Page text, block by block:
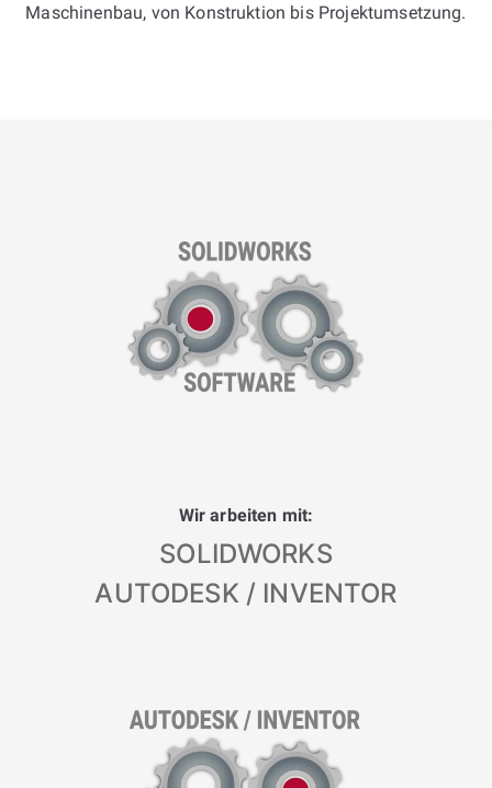
Maschinenbau, von Konstruktion bis Projektumsetzung.
Wir arbeiten mit:
SOLIDWORKS
AUTODESK / INVENTOR